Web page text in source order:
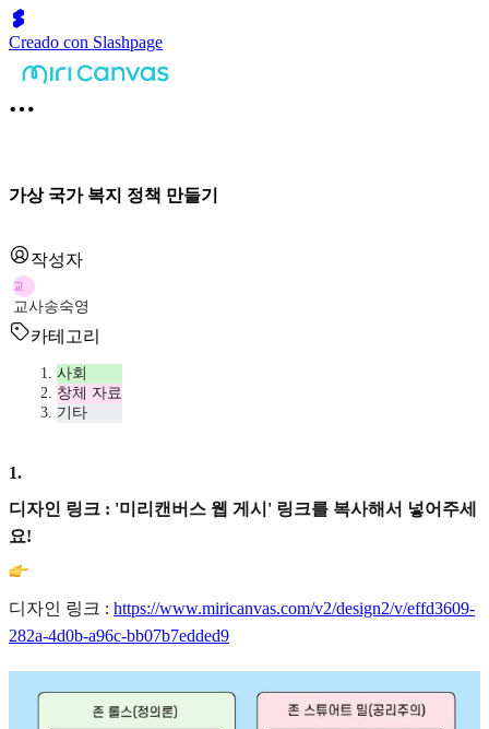
Creado con Slashpage
가상 국가 복지 정책 만들기
작성자
교
교사송숙영
카테고리
사회
창체 자료
기타
1.
디자인 링크 : '미리캔버스 웹 게시' 링크를 복사해서 넣어주세
요!
디자인 링크 : https://www.miricanvas.com/v2/design2/v/effd3609-
282a-4d0b-a96c-bb07b7edded9